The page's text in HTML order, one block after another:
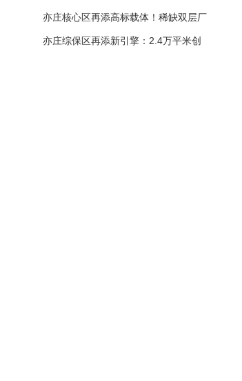
智能商业化落地
津冀生物医药产业升级
亦庄核心区再添高标载体！稀缺双层厂
房赋能高端制造新机遇
亦庄综保区再添新引擎：2.4万平米创